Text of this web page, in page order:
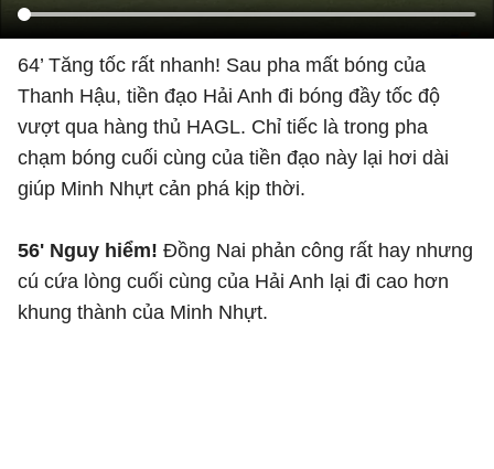
64’ Tăng tốc rất nhanh! Sau pha mất bóng của
Thanh Hậu, tiền đạo Hải Anh đi bóng đầy tốc độ
vượt qua hàng thủ HAGL. Chỉ tiếc là trong pha
chạm bóng cuối cùng của tiền đạo này lại hơi dài
giúp Minh Nhựt cản phá kịp thời.
56' Nguy hiểm! Đồng Nai phản công rất hay nhưng
cú cứa lòng cuối cùng của Hải Anh lại đi cao hơn
khung thành của Minh Nhựt.